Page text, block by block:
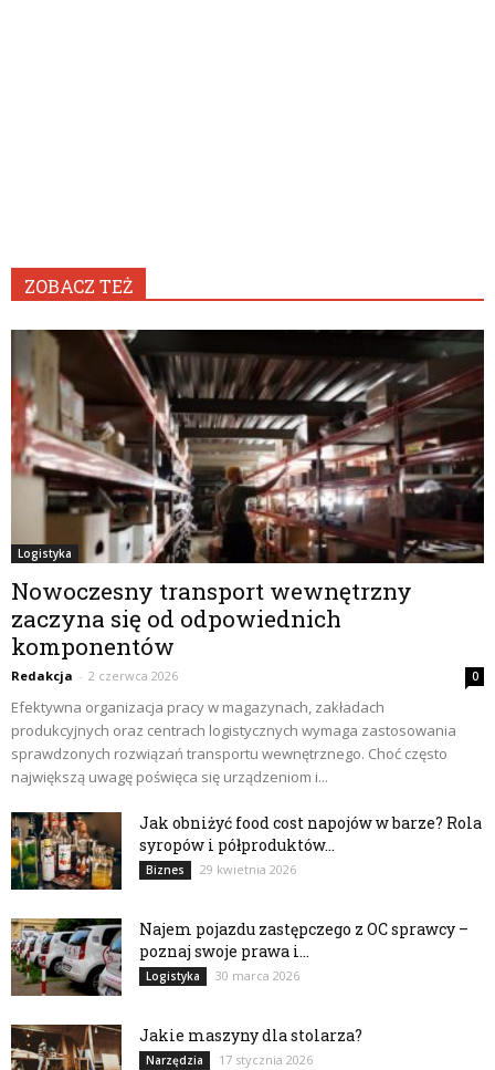
ZOBACZ TEŻ
Logistyka
Nowoczesny transport wewnętrzny
zaczyna się od odpowiednich
komponentów
Redakcja - 2 czerwca 2026 0
Efektywna organizacja pracy w magazynach, zakładach
produkcyjnych oraz centrach logistycznych wymaga zastosowania
sprawdzonych rozwiązań transportu wewnętrznego. Choć często
największą uwagę poświęca się urządzeniom i...
Jak obniżyć food cost napojów w barze? Rola
syropów i półproduktów...
Biznes 29 kwietnia 2026
Najem pojazdu zastępczego z OC sprawcy –
poznaj swoje prawa i...
Logistyka 30 marca 2026
Jakie maszyny dla stolarza?
Narzędzia 17 stycznia 2026